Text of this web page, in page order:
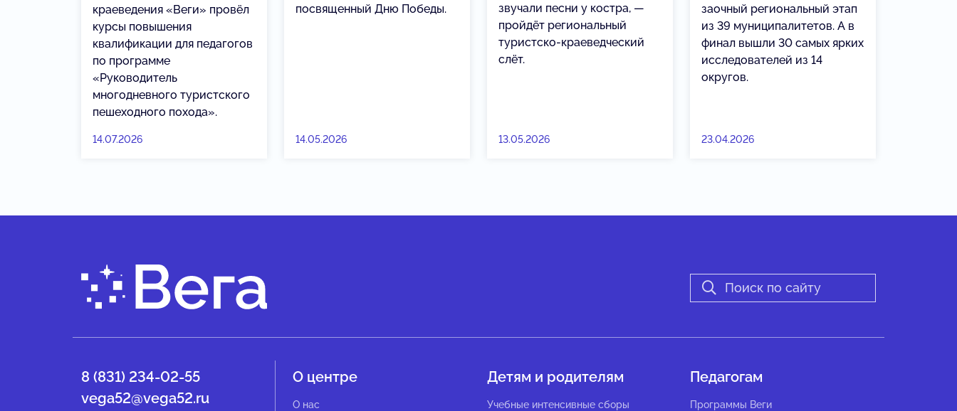
краеведения «Веги» провёл
курсы повышения
квалификации для педагогов
по программе
«Руководитель
многодневного туристского
пешеходного похода».
14.07.2026
посвященный Дню Победы.
14.05.2026
звучали песни у костра, —
пройдёт региональный
туристско-краеведческий
слёт.
13.05.2026
заочный региональный этап
из 39 муниципалитетов. А в
финал вышли 30 самых ярких
исследователей из 14
округов.
23.04.2026
8 (831) 234-02-55
vega52@vega52.ru
О центре
О нас
Детям и родителям
Учебные интенсивные сборы
Педагогам
Программы Веги